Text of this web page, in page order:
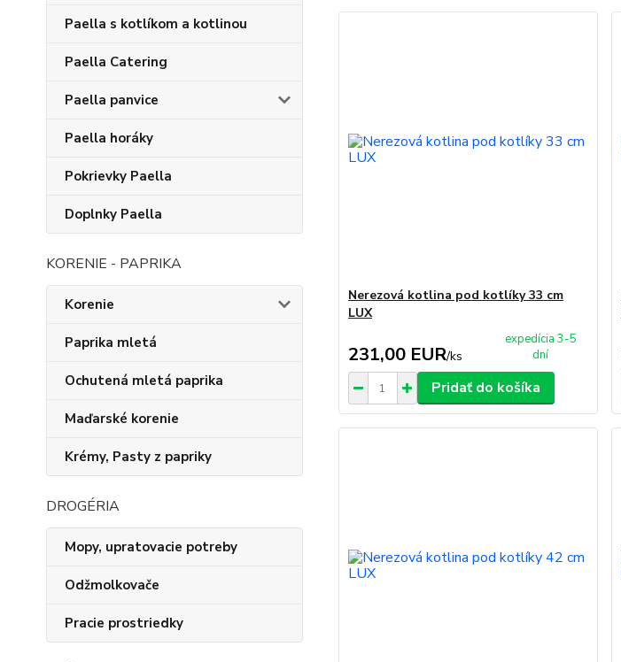
Paella s kotlíkom a kotlinou
Paella Catering
Paella panvice
Paella horáky
Pokrievky Paella
Doplnky Paella
KORENIE - PAPRIKA
Korenie
Paprika mletá
Ochutená mletá paprika
Maďarské korenie
Krémy, Pasty z papriky
DROGÉRIA
Mopy, upratovacie potreby
Odžmolkovače
Pracie prostriedky
Nerezová kotlina pod kotlíky 33 cm
LUX
231,00 EUR/ks
expedícia 3-5
dní
Pridať do košíka